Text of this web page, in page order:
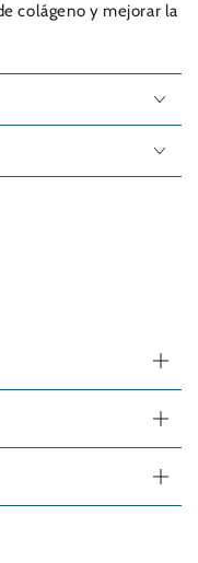
colágeno y mejorar la